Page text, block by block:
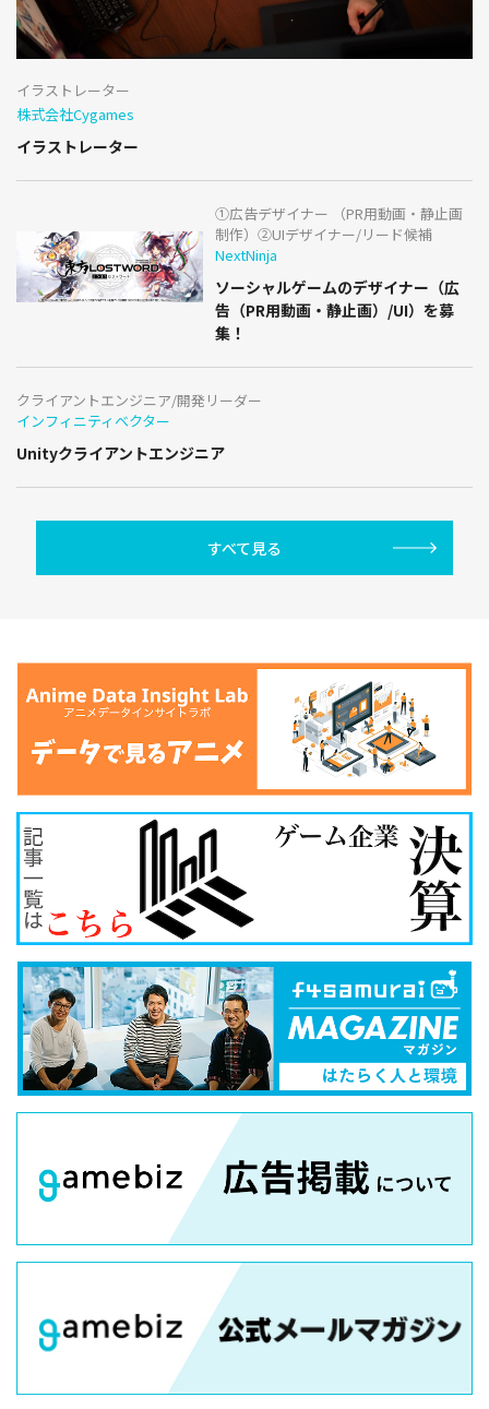
イラストレーター
株式会社Cygames
イラストレーター
①広告デザイナー （PR用動画・静止画
制作）②UIデザイナー/リード候補
NextNinja
ソーシャルゲームのデザイナー（広
告（PR用動画・静止画）/UI）を募
集！
クライアントエンジニア/開発リーダー
インフィニティベクター
Unityクライアントエンジニア
すべて見る